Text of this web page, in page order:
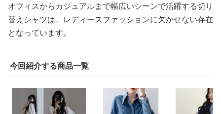
オフィスからカジュアルまで幅広いシーンで活躍する切り
替えシャツは、レディースファッションに欠かせない存在
となっています。
今回紹介する商品一覧